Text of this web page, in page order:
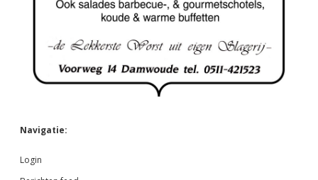
Navigatie:
Login